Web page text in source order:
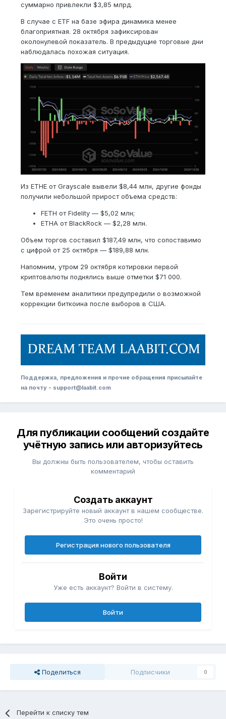
суммарно привлекли $3,85 млрд.
В случае с ETF на базе эфира динамика менее
благоприятная. 28 октября зафиксирован
околонулевой показатель. В предыдущие торговые дни
наблюдалась похожая ситуация.
Из ETHE от Grayscale вывели $8,44 млн, другие фонды
получили небольшой прирост объема средств:
FETH от Fidelity — $5,02 млн;
ETHA от BlackRock — $2,28 млн.
Объем торгов составил $187,49 млн, что сопоставимо
с цифрой от 25 октября — $189,88 млн.
Напомним, утром 29 октября котировки первой
криптовалюты поднялись выше отметки $71 000.
Тем временем аналитики предупредили о возможной
коррекции биткоина после выборов в США.
Поддержка, предложения и прочие обращения присылайте
на почту - support@laabit.com
Для публикации сообщений создайте
учётную запись или авторизуйтесь
Вы должны быть пользователем, чтобы оставить
комментарий
Создать аккаунт
Зарегистрируйте новый аккаунт в нашем сообществе.
Это очень просто!
Регистрация нового пользователя
Войти
Уже есть аккаунт? Войти в систему.
Войти
Поделиться Подписчики 0
Перейти к списку тем